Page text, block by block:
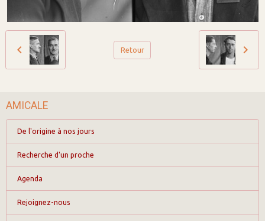
Retour
AMICALE
De l'origine à nos jours
Recherche d'un proche
Agenda
Rejoignez-nous